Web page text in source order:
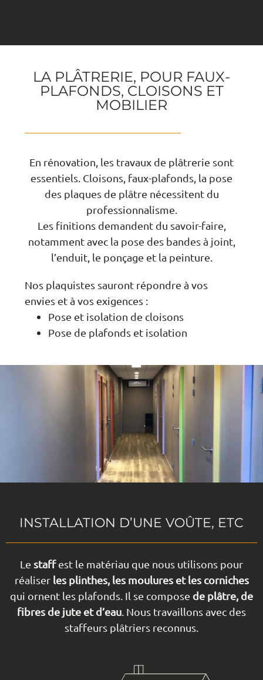
LA PLÂTRERIE, POUR FAUX-
PLAFONDS, CLOISONS ET
MOBILIER
En rénovation, les travaux de plâtrerie sont
essentiels. Cloisons, faux-plafonds, la pose
des plaques de plâtre nécessitent du
professionnalisme.
Les finitions demandent du savoir-faire,
notamment avec la pose des bandes à joint,
l’enduit, le ponçage et la peinture.
Nos plaquistes sauront répondre à vos
envies et à vos exigences :
Pose et isolation de cloisons
Pose de plafonds et isolation
INSTALLATION D’UNE VOÛTE, ETC
Le staffest le matériau que nous utilisons pour
réaliser les plinthes, les moulures et les corniches
qui ornent les plafonds. Il se compose de plâtre, de
fibres de jute et d’eau . Nous travaillons avec des
staffeurs plâtriers reconnus.